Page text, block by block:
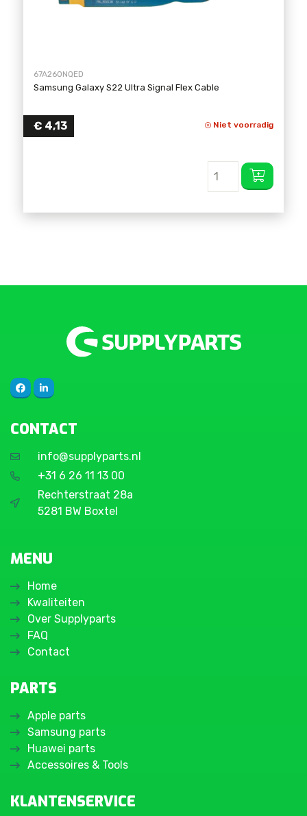
67A26ONQED
Samsung Galaxy S22 Ultra Signal Flex Cable
€ 4,13 Niet voorradig
CONTACT
info@supplyparts.nl
+31 6 26 11 13 00
Rechterstraat 28a
5281 BW Boxtel
MENU
Home
Kwaliteiten
Over Supplyparts
FAQ
Contact
PARTS
Apple parts
Samsung parts
Huawei parts
Accessoires & Tools
KLANTENSERVICE